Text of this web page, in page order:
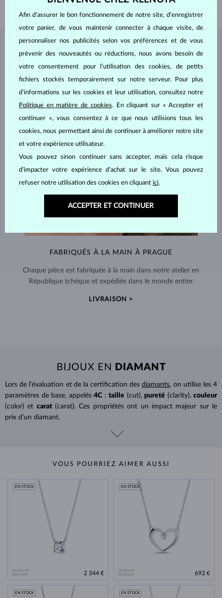
1.60 g
BIJOUX DEL'ATELIER KLENOTA
FABRIQUÉS À LA MAIN À PRAGUE
Chaque pièce est fabriquée à la main dans notre atelier en
République tchèque et expédiée dans le monde entier.
LIVRAISON >
BIJOUX EN DIAMANT
Lors de l’évaluation et de la certification desdiamants, on utilise les 4
paramètres de base, appelés 4C : taille (cut), pureté (clarity), couleur
(color) et carat (carat). Ces propriétés ont un impact majeur sur le
prix d’un diamant.
VOUS POURRIEZ AIMER AUSSI
OR BLANC
DIAMANT
EN STOCK
2 344 €
OR BLANC
DIAMANT
EN STOCK
692 €
EN STOCK EN STOCK
Afin d’assurer le bon fonctionnement de notre site, d’enregistrer
votre panier, de vous maintenir connecter à chaque visite, de
personnaliser nos publicités selon vos préférences et de vous
prévenir des nouveautés ou réductions, nous avons besoin de
votre consentement pour l’utilisation des cookies, de petits
fichiers stockés temporairement sur notre serveur. Pour plus
d’informations sur les cookies et leur utilisation, consultez notre
Politique en matière de cookies. En cliquant sur « Accepter et
continuer », vous consentez à ce que nous utilisions tous les
cookies, nous permettant ainsi de continuer à améliorer notre site
et votre expérience utilisateur.
Vous pouvez sinon continuer sans accepter, mais cela risque
d’impacter votre expérience d’achat sur le site. Vous pouvez
refuser notre utilisation des cookies en cliquant ici.
ACCEPTER ET CONTINUER